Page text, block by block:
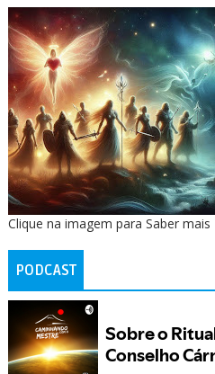
Clique na imagem para Saber mais
PODCAST